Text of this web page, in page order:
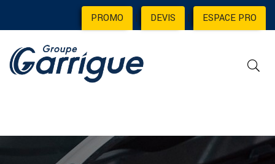
PROMO | DEVIS | ESPACE PRO